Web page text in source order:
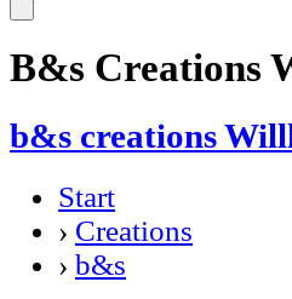
B&s Creations
b&s creations
Start
› Creations
› b&s